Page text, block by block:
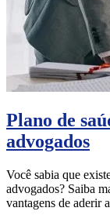
Plano de
advogados
Você sabia que
advogados? Saiba
vantagens de aderir